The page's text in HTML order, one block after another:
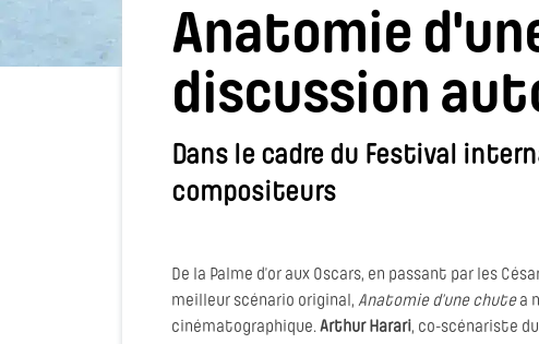
Anatomie
discussion
Dans le cadre du Festival
compositeurs
De la Palme d’or aux Oscars, en passant par les
meilleur scénario original, Anatomie d’une chutea
cinématographique.Arthur Harari, co-scénariste du